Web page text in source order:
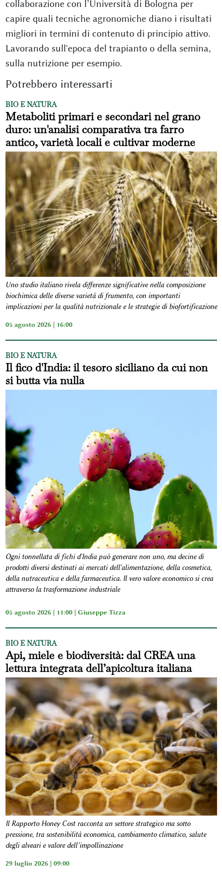
collaborazione con l’Università di Bologna per
capire quali tecniche agronomiche diano i risultati
migliori in termini di contenuto di principio attivo.
Lavorando sull'epoca del trapianto o della semina,
sulla nutrizione per esempio.
Potrebbero interessarti
BIO E NATURA
Metaboliti primari e secondari nel grano
duro: un'analisi comparativa tra farro
antico, varietà locali e cultivar moderne
Uno studio italiano rivela differenze significative nella composizione
biochimica delle diverse varietà di frumento, con importanti
implicazioni per la qualità nutrizionale e le strategie di biofortificazione
05 agosto 2026 | 16:00
BIO E NATURA
Il fico d'India: il tesoro siciliano da cui non
si butta via nulla
Ogni tonnellata di fichi d'India può generare non uno, ma decine di
prodotti diversi destinati ai mercati dell'alimentazione, della cosmetica,
della nutraceutica e della farmaceutica. Il vero valore economico si crea
attraverso la trasformazione industriale
05 agosto 2026 | 11:00 | Giuseppe Tizza
BIO E NATURA
Api, miele e biodiversità: dal CREA una
lettura integrata dell’apicoltura italiana
Il Rapporto Honey Cost racconta un settore strategico ma sotto
pressione, tra sostenibilità economica, cambiamento climatico, salute
degli alveari e valore dell’impollinazione
29 luglio 2026 | 09:00